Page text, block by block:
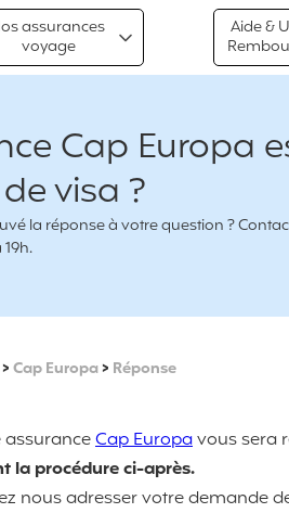
assurances
voyage
Aide &
Cap Europa
visa ?
la réponse à votre question ?
>Cap Europa> Réponse
assuranceCap Europavous sera
la procédure ci-après.
nous adresser votre demande